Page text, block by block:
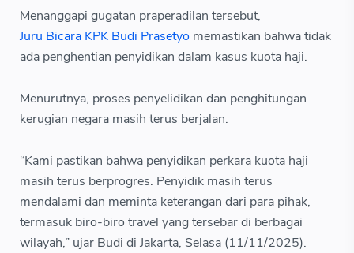
Menanggapi gugatan praperadilan tersebut,
Juru Bicara KPK Budi Prasetyo memastikan bahwa tidak
ada penghentian penyidikan dalam kasus kuota haji.
Menurutnya, proses penyelidikan dan penghitungan
kerugian negara masih terus berjalan.
“Kami pastikan bahwa penyidikan perkara kuota haji
masih terus berprogres. Penyidik masih terus
mendalami dan meminta keterangan dari para pihak,
termasuk biro-biro travel yang tersebar di berbagai
wilayah,” ujar Budi di Jakarta, Selasa (11/11/2025).